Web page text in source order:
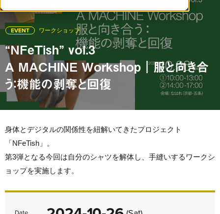
EVENT ワークショップ
“NFeTish” vol.3
A MACHINE Workshop｜服と向き合
う：機能の剥奪と回復
身体とデジタルの関係性を紐解いてきたプロジェクト
「NFeTish」。
第3弾となる今回は自分のシャツを解体し、手縫いするワークシ
ョップを実施します。